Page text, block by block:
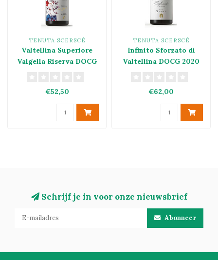
TENUTA SCERSCÉ
Valtellina Superiore
Valgella Riserva DOCG
€52,50
TENUTA SCERSCÉ
Infinito Sforzato di
Valtellina DOCG 2020
€62,00
Schrijf je in voor onze nieuwsbrief
Abonneer